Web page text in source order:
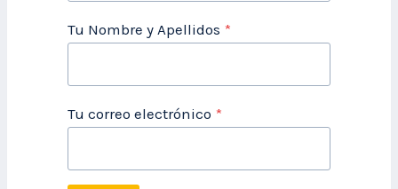
Tu Nombre y Apellidos *
Tu correo electrónico *